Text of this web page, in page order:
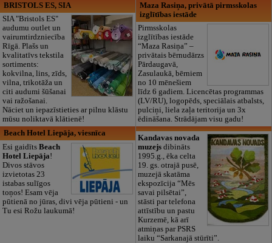
BRISTOLS ES, SIA
SIA "Bristols ES"
audumu outlet un
vairumtirdzniecība
Rīgā. Plašs un
kvalitatīvs tekstila
sortiments:
kokvilna, lins, zīds,
vilna, trikotāža un
citi audumi šūšanai
vai ražošanai.
Nāciet un iepazīstieties ar pilnu klāstu
mūsu noliktavā klātienē!
Maza Rasiņa, privātā pirmsskolas
izglītības iestāde
Pirmsskolas
izglītības iestāde
“Maza Rasiņa” –
privātais bērnudārzs
Pārdaugavā,
Zasulaukā, bērniem
no 10 mēnešiem
līdz 6 gadiem. Licencētas programmas
(LV/RU), logopēds, speciālais atbalsts,
pulciņi, liela zaļa teritorija un 3x
ēdināšana. Strādājam visu gadu!
Beach Hotel Liepāja, viesnīca
Esi gaidīts Beach
Hotel Liepāja!
Divos stāvos
izvietotas 23
istabas sulīgos
toņos! Esam vēja
pūtienā no jūras, divi vēja pūtieni - un
Tu esi Rožu laukumā!
Kandavas novada
muzejs dibināts
1995.g., ēka celta
19. gs. otrajā pusē,
muzejā skatāma
ekspozīcija “Mēs
savai pilsētai”,
stāsti par telefona
attīstību un pastu
Kurzemē, kā arī
atmiņas par PSRS
laiku “Sarkanajā stūrīti”.